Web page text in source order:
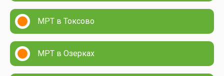
МРТ в Токсово
МРТ в Озерках